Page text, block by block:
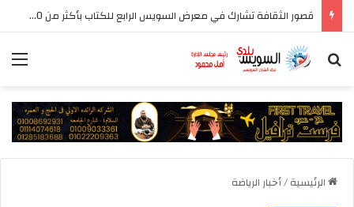
قصور الثقافة تشارك في معرض السويس الرابع للكتاب بأكثر من 250 عنوانا وببرنامج فني عبر المسرح المتنقل
بحث عن
الرئيسية/أخبار الرياضة